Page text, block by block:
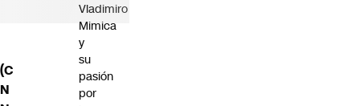
(C
N
Vladimiro
Mimica
y
su
pasión
por